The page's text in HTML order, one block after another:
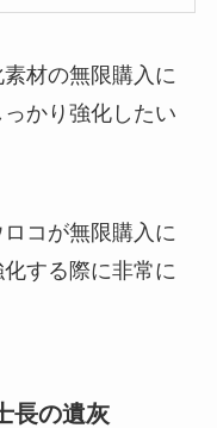
材の無限購入に
かり強化したい
コが無限購入に
する際に非常に
長の遺灰